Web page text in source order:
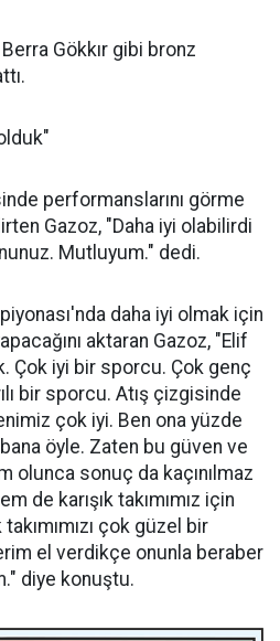
Gökkır gibi bronz
performanslarını görme
Gazoz, "Daha iyi olabilirdi
Mutluyum." dedi.
daha iyi olmak için
aktaran Gazoz, "Elif
Çok iyi bir sporcu. Çok genç
bir sporcu. Atış çizgisinde
çok iyi. Ben ona yüzde
öyle. Zaten bu güven ve
olunca sonuç da kaçınılmaz
de karışık takımımız için
çok güzel bir
el verdikçe onunla beraber
diye konuştu.